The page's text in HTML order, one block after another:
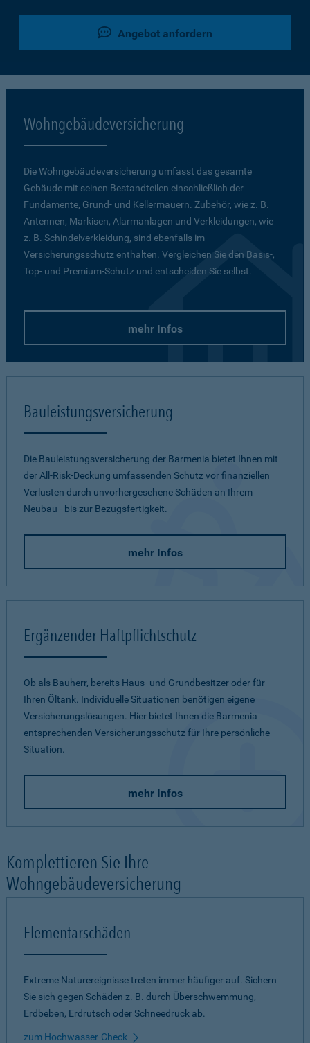
Angebot anfordern
Wohngebäudeversicherung
Die Wohngebäudeversicherung umfasst das gesamte
Gebäude mit seinen Bestandteilen einschließlich der
Fundamente, Grund- und Kellermauern. Zubehör, wie z. B.
Antennen, Markisen, Alarmanlagen und Verkleidungen, wie
z. B. Schindelverkleidung, sind ebenfalls im
Versicherungsschutz enthalten. Vergleichen Sie den Basis-,
Top- und Premium-Schutz und entscheiden Sie selbst.
mehr Infos
Bauleistungsversicherung
Die Bauleistungsversicherung der Barmenia bietet Ihnen mit
der All-Risk-Deckung umfassenden Schutz vor finanziellen
Verlusten durch unvorhergesehene Schäden an Ihrem
Neubau - bis zur Bezugsfertigkeit.
mehr Infos
Ergänzender Haftpflichtschutz
Ob als Bauherr, bereits Haus- und Grundbesitzer oder für
Ihren Öltank. Individuelle Situationen benötigen eigene
Versicherungslösungen. Hier bietet Ihnen die Barmenia
entsprechenden Versicherungsschutz für Ihre persönliche
Situation.
mehr Infos
Komplettieren Sie Ihre
Wohngebäudeversicherung
Elementarschäden
Extreme Naturereignisse treten immer häufiger auf. Sichern
Sie sich gegen Schäden z. B. durch Überschwemmung,
Erdbeben, Erdrutsch oder Schneedruck ab.
zum Hochwasser-Check